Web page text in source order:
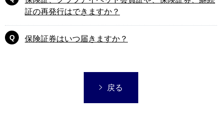
証の再発行はできますか？
保険証券はいつ届きますか？
戻る